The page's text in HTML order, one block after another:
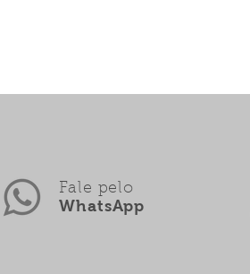
Fale pelo
WhatsApp